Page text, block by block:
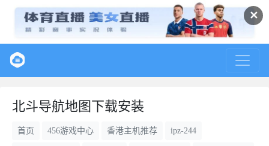
✕
北斗导航地图下载安装
首页 456游戏中心 香港主机推荐 ipz-244